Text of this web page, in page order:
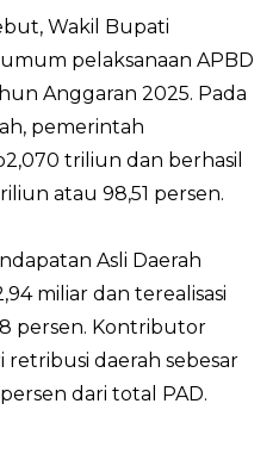
Wakil Bupati
pelaksanaan APBD
Anggaran 2025. Pada
pemerintah
triliun dan berhasil
atau 98,51 persen.
Asli Daerah
miliar dan terealisasi
persen. Kontributor
retribusi daerah sebesar
dari total PAD.